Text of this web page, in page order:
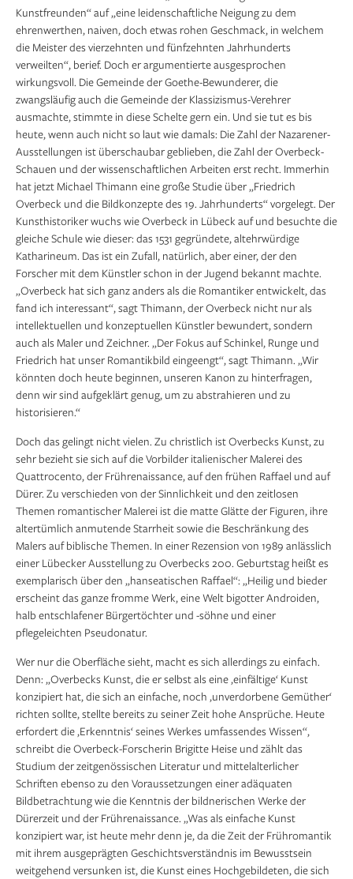
Kunstfreunden“ auf „eine leidenschaftliche Neigung zu dem
ehrenwerthen, naiven, doch etwas rohen Geschmack, in welchem
die Meister des vierzehnten und fünfzehnten Jahrhunderts
verweilten“, berief. Doch er argumentierte ausgesprochen
wirkungsvoll. Die Gemeinde der Goethe-Bewunderer, die
zwangsläufig auch die Gemeinde der Klassizismus-Verehrer
ausmachte, stimmte in diese Schelte gern ein. Und sie tut es bis
heute, wenn auch nicht so laut wie damals: Die Zahl der Nazarener-
Ausstellungen ist überschaubar geblieben, die Zahl der Overbeck-
Schauen und der wissenschaftlichen Arbeiten erst recht. Immerhin
hat jetzt Michael Thimann eine große Studie über „Friedrich
Overbeck und die Bildkonzepte des 19. Jahrhunderts“ vorgelegt. Der
Kunsthistoriker wuchs wie Overbeck in Lübeck auf und besuchte die
gleiche Schule wie dieser: das 1531 gegründete, altehrwürdige
Katharineum. Das ist ein Zufall, natürlich, aber einer, der den
Forscher mit dem Künstler schon in der Jugend bekannt machte.
„Overbeck hat sich ganz anders als die Romantiker entwickelt, das
fand ich interessant“, sagt Thimann, der Overbeck nicht nur als
intellektuellen und konzeptuellen Künstler bewundert, sondern
auch als Maler und Zeichner. „Der Fokus auf Schinkel, Runge und
Friedrich hat unser Romantikbild eingeengt“, sagt Thimann. „Wir
könnten doch heute beginnen, unseren Kanon zu hinterfragen,
denn wir sind aufgeklärt genug, um zu abstrahieren und zu
historisieren.“
Doch das gelingt nicht vielen. Zu christlich ist Overbecks Kunst, zu
sehr bezieht sie sich auf die Vorbilder italienischer Malerei des
Quattrocento, der Frührenaissance, auf den frühen Raffael und auf
Dürer. Zu verschieden von der Sinnlichkeit und den zeitlosen
Themen romantischer Malerei ist die matte Glätte der Figuren, ihre
altertümlich anmutende Starrheit sowie die Beschränkung des
Malers auf biblische Themen. In einer Rezension von 1989 anlässlich
einer Lübecker Ausstellung zu Overbecks 200. Geburtstag heißt es
exemplarisch über den „hanseatischen Raffael“: „Heilig und bieder
erscheint das ganze fromme Werk, eine Welt bigotter Androiden,
halb entschlafener Bürgertöchter und -söhne und einer
pflegeleichten Pseudonatur.
Wer nur die Oberfläche sieht, macht es sich allerdings zu einfach.
Denn: „Overbecks Kunst, die er selbst als eine ‚einfältige‘ Kunst
konzipiert hat, die sich an einfache, noch ‚unverdorbene Gemüther‘
richten sollte, stellte bereits zu seiner Zeit hohe Ansprüche. Heute
erfordert die ,Erkenntnis‘ seines Werkes umfassendes Wissen“,
schreibt die Overbeck-Forscherin Brigitte Heise und zählt das
Studium der zeitgenössischen Literatur und mittelalterlicher
Schriften ebenso zu den Voraussetzungen einer adäquaten
Bildbetrachtung wie die Kenntnis der bildnerischen Werke der
Dürerzeit und der Frührenaissance. „Was als einfache Kunst
konzipiert war, ist heute mehr denn je, da die Zeit der Frühromantik
mit ihrem ausgeprägten Geschichtsverständnis im Bewusstsein
weitgehend versunken ist, die Kunst eines Hochgebildeten, die sich